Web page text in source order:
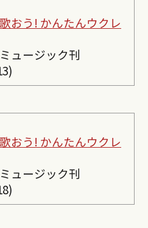
おう! かんたんウクレ
ュージック刊
おう! かんたんウクレ
ュージック刊